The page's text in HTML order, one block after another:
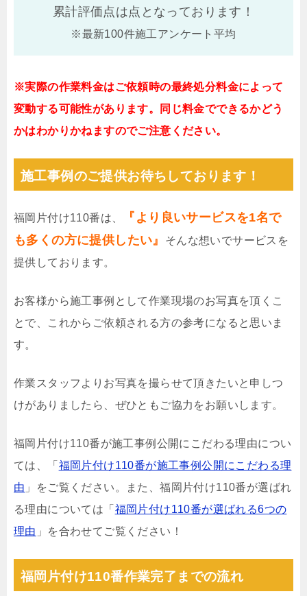
累計評価点は点となっております！
※最新100件施工アンケート平均
※実際の作業料金はご依頼時の最終処分料金によって
変動する可能性があります。同じ料金でできるかどう
かはわかりかねますのでご注意ください。
施工事例のご提供お待ちしております！
福岡片付け110番は、
『より良いサービスを1名で
も多くの方に提供したい』
そんな想いでサービスを
提供しております。
お客様から施工事例として作業現場のお写真を頂くこ
とで、これからご依頼される方の参考になると思いま
す。
作業スタッフよりお写真を撮らせて頂きたいと申しつ
けがありましたら、ぜひともご協力をお願いします。
福岡片付け110番が施工事例公開にこだわる理由につい
ては、「 福岡片付け110番が施工事例公開にこだわる理
由 」をご覧ください。また、福岡片付け110番が選ばれ
る理由については「 福岡片付け110番が選ばれる6つの
理由 」を合わせてご覧ください！
福岡片付け110番作業完了までの流れ